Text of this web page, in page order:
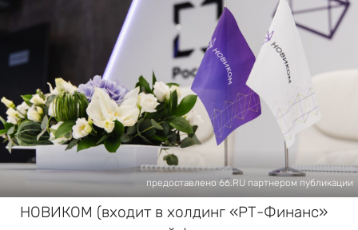
предоставлено 66.RU партнером публикации
НОВИКОМ (входит в холдинг «РТ-Финанс»